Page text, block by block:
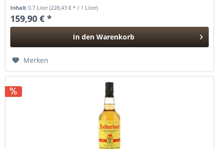
Inhalt0.7 Liter(228,43 € * / 1 Liter)
159,90 € *
In den Warenkorb
Merken